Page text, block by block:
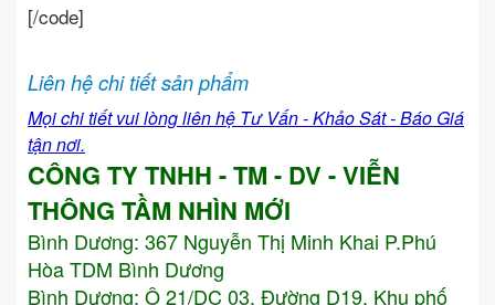
[/code]
Liên hệ chi tiết sản phẩm
Mọi chi tiết vui lòng liên hệ Tư Vấn - Khảo Sát - Báo Giá
tận nơi.
CÔNG TY TNHH - TM - DV - VIỄN
THÔNG TẦM NHÌN MỚI
Bình Dương: 367 Nguyễn Thị Minh Khai P.Phú
Hòa TDM Bình Dương
Bình Dương: Ô 21/DC 03, Đường D19, Khu phố